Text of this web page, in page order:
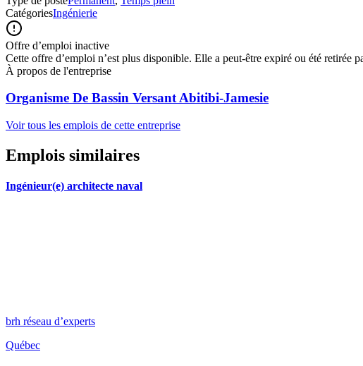
CatégoriesIngénierie
Offre d’emploi inactive
Cette offre d’emploi n’est plus disponible. Elle a peut-être expiré ou été retirée
À propos de l'entreprise
Organisme De Bassin Versant Abitibi-Jamesie
Voir tous les emplois de cette entreprise
Emplois similaires
Ingénieur(e) architecte naval
brh réseau d’experts
Québec